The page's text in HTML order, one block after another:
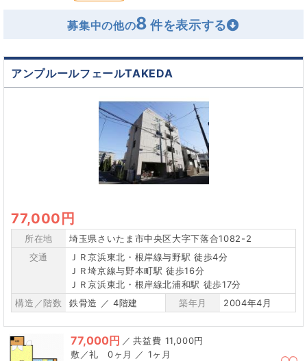
募集中の他の8
アンプルールフェールTAKEDA
77,000円
所在地
埼玉県さいたま市中央区大字下落合1082-2
交通
ＪＲ京浜東北・根岸線与野駅 徒歩4分
ＪＲ埼京線与野本町駅 徒歩16分
ＪＲ京浜東北・根岸線北浦和駅 徒歩17分
構造／階数
鉄骨造 ／ 4階建 築年月 2004年4月
77,000円 ／
11,000円
0ヶ月 ／ 1ヶ月